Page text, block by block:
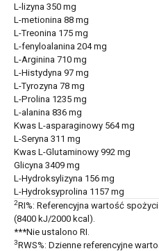
L-lizyna 350 mg
L-metionina 88 mg
L-Treonina 175 mg
L-fenyloalanina 204 mg
L-Arginina 710 mg
L-Histydyna 97 mg
L-Tyrozyna 78 mg
L-Prolina 1235 mg
L-alanina 836 mg
Kwas L-asparaginowy 564 mg
L-Seryna 311 mg
Kwas L-Glutaminowy 992 mg
Glicyna 3409 mg
L-Hydroksylizyna 156 mg
L-Hydroksyprolina 1157 mg
2RI%: Referencyjna wartość
(8400 kJ/2000 kcal).
***Nie ustalono RI.
3RWS%: Dzienne referencyjne